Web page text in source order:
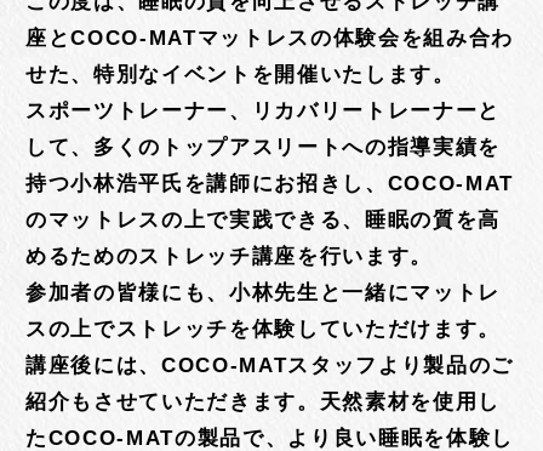
座とCOCO-MATマットレスの体験会を組み合わ
せた、特別なイベントを開催いたします。
スポーツトレーナー、リカバリートレーナーと
して、多くのトップアスリートへの指導実績を
持つ小林浩平氏を講師にお招きし、COCO-MAT
のマットレスの上で実践できる、睡眠の質を高
めるためのストレッチ講座を行います。
参加者の皆様にも、小林先生と一緒にマットレ
スの上でストレッチを体験していただけます。
講座後には、COCO-MATスタッフより製品のご
紹介もさせていただきます。天然素材を使用し
たCOCO-MATの製品で、より良い睡眠を体験し